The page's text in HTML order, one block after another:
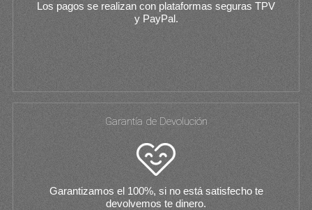
Los pagos se realizan con plataformas seguras TPV
y PayPal.
Garantía de Devolución
Garantizamos el 100%, si no está satisfecho te
devolvemos te dinero.